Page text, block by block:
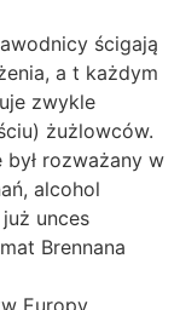
ścigają
a t każdym
zwykle
żużlowców.
rozważany w
alcohol
unces
Brennana
Europy